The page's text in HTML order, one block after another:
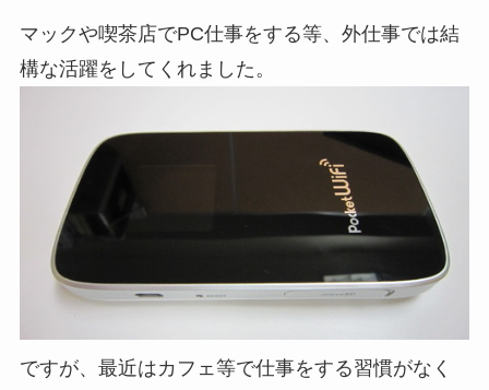
マックや喫茶店でPC仕事をする等、外仕事では結
構な活躍をしてくれました。
ですが、最近はカフェ等で仕事をする習慣がなく